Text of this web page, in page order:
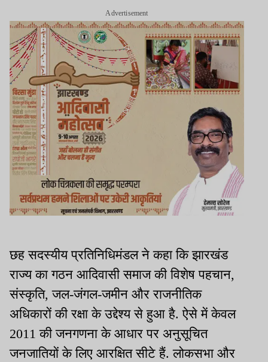
Advertisement
छह सदस्यीय प्रतिनिधिमंडल ने कहा कि झारखंड
राज्य का गठन आदिवासी समाज की विशेष पहचान,
संस्कृति, जल-जंगल-जमीन और राजनीतिक
अधिकारों की रक्षा के उद्देश्य से हुआ है. ऐसे में केवल
2011 की जनगणना के आधार पर अनुसूचित
जनजातियों के लिए आरक्षित सीटे हैं. लोकसभा और